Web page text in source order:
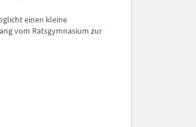
einen kleine
vom Ratsgymnasium zur